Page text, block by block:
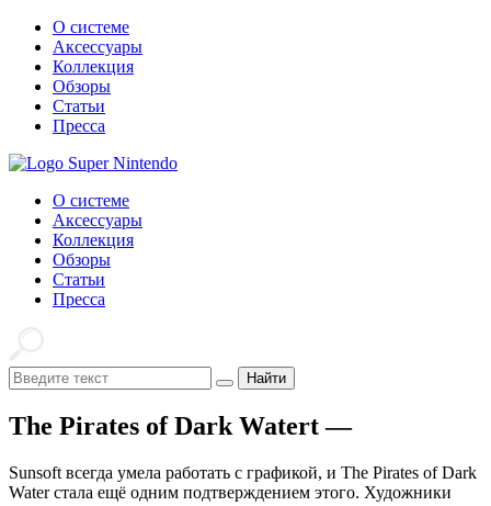
О системе
Аксессуары
Коллекция
Обзоры
Статьи
Пресса
О системе
Аксессуары
Коллекция
Обзоры
Статьи
Пресса
Найти
The Pirates of Dark Watert —
Sunsoft всегда умела работать с графикой, и The Pirates of Dark
Water стала ещё одним подтверждением этого. Художники